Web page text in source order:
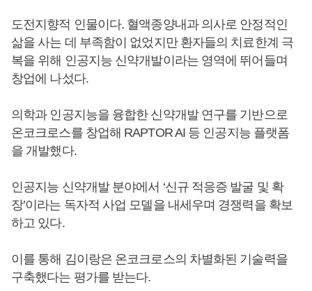
도전지향적 인물이다. 혈액종양내과 의사로 안정적인
삶을 사는 데 부족함이 없었지만 환자들의 치료한계 극
복을 위해 인공지능 신약개발이라는 영역에 뛰어들며
창업에 나섰다.
의학과 인공지능을 융합한 신약개발 연구를 기반으로
온코크로스를 창업해 RAPTOR AI 등 인공지능 플랫폼
을 개발했다.
인공지능 신약개발 분야에서 ‘신규 적응증 발굴 및 확
장’이라는 독자적 사업 모델을 내세우며 경쟁력을 확보
하고 있다.
이를 통해 김이랑은 온코크로스의 차별화된 기술력을
구축했다는 평가를 받는다.